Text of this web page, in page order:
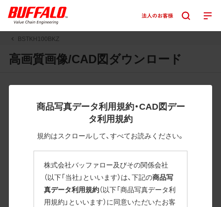
BSTKH100BKZ
高画質画像/CAD図ダウンロード
商品写真データ利用規約・CAD図デー
タ利用規約
規約はスクロールして、すべてお読みください。
株式会社バッファロー及びその関係会社
（以下「当社」といいます）は、下記の商品写
真データ利用規約（以下「商品写真データ利
用規約」といいます）に同意いただいたお客
すと圧縮ファイルのダウンロードが始まります。
JPEG・EPSファイルにはパスが設定されています。画像編集
の際に便利です。PNG画像は原則として背景を透過したもの
を提供しています。
掲載データ「JPEG、PNG : 低解像度(RGBカラー)」 「EPS : 高
解像度(CMYKカラー)」